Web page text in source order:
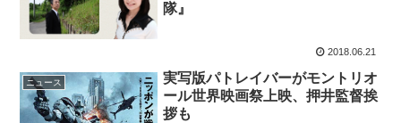
隊』
2018.06.21
ニュース
実写版パトレイバーがモントリオ
ール世界映画祭上映、押井監督挨
拶も